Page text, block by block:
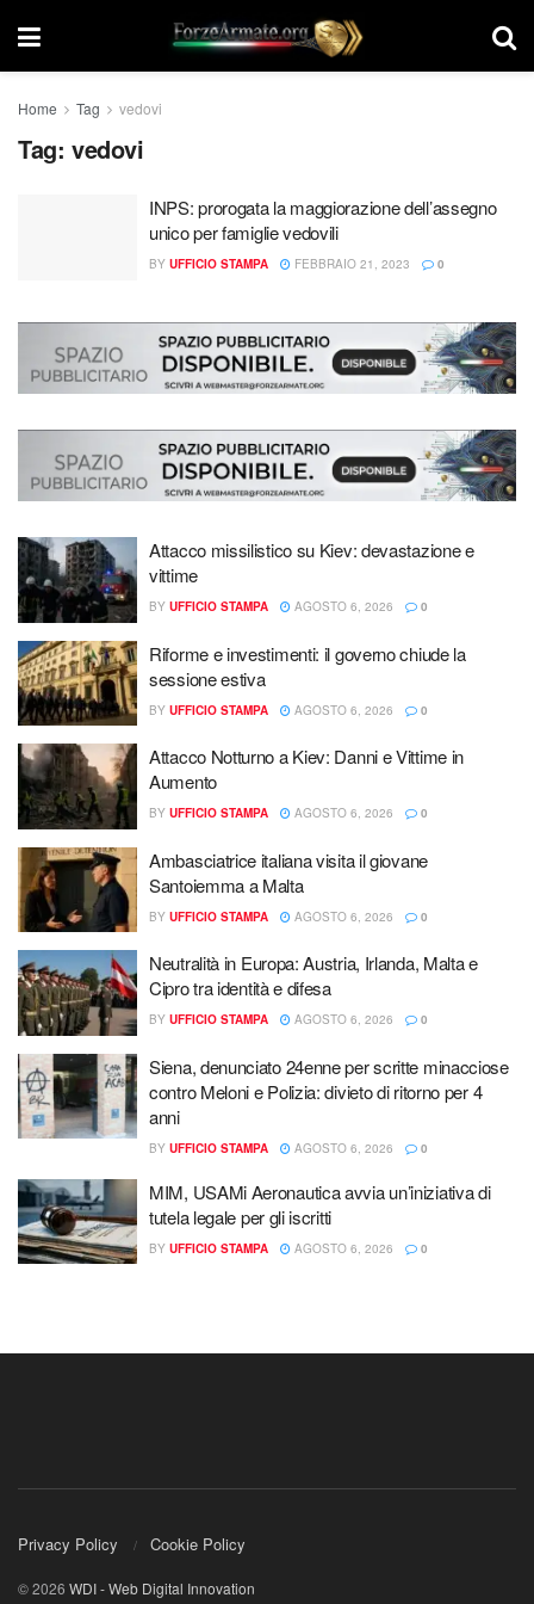
Home Tag vedovi
Tag: vedovi
INPS: prorogata la maggiorazione dell’assegno
unico per famiglie vedovili
BY UFFICIO STAMPA FEBBRAIO 21, 2023 0
Attacco missilistico su Kiev: devastazione e
vittime
BY UFFICIO STAMPA AGOSTO 6, 2026 0
Riforme e investimenti: il governo chiude la
sessione estiva
BY UFFICIO STAMPA AGOSTO 6, 2026 0
Attacco Notturno a Kiev: Danni e Vittime in
Aumento
BY UFFICIO STAMPA AGOSTO 6, 2026 0
Ambasciatrice italiana visita il giovane
Santoiemma a Malta
BY UFFICIO STAMPA AGOSTO 6, 2026 0
Neutralità in Europa: Austria, Irlanda, Malta e
Cipro tra identità e difesa
BY UFFICIO STAMPA AGOSTO 6, 2026 0
Siena, denunciato 24enne per scritte minacciose
contro Meloni e Polizia: divieto di ritorno per 4
anni
BY UFFICIO STAMPA AGOSTO 6, 2026 0
MIM, USAMi Aeronautica avvia un’iniziativa di
tutela legale per gli iscritti
BY UFFICIO STAMPA AGOSTO 6, 2026 0
Privacy Policy Cookie Policy
© 2026 WDI - Web Digital Innovation